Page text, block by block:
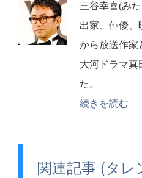
三谷幸喜(み
出家、俳優、
から放送作家
大河ドラマ真
た。
続きを読む
関連記事 (タレ